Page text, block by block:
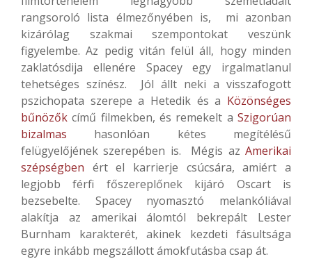
rangsoroló lista élmezőnyében is, mi azonban
kizárólag szakmai szempontokat veszünk
figyelembe. Az pedig vitán felül áll, hogy minden
zaklatósdija ellenére Spacey egy irgalmatlanul
tehetséges színész. Jól állt neki a visszafogott
pszichopata szerepe a Hetedik és a Közönséges
bűnözők című filmekben, és remekelt a Szigorúan
bizalmas hasonlóan kétes megítélésű
felügyelőjének szerepében is. Mégis az Amerikai
szépségben ért el karrierje csúcsára, amiért a
legjobb férfi főszereplőnek kijáró Oscart is
bezsebelte. Spacey nyomasztó melankóliával
alakítja az amerikai álomtól bekrepált Lester
Burnham karakterét, akinek kezdeti fásultsága
egyre inkább megszállott ámokfutásba csap át.